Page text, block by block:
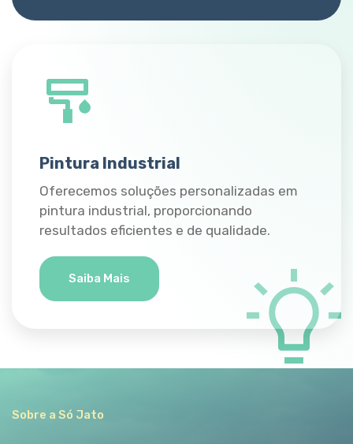
Pintura Industrial
Oferecemos soluções personalizadas em
pintura industrial, proporcionando
resultados eficientes e de qualidade.
Saiba Mais
Sobre a Só Jato